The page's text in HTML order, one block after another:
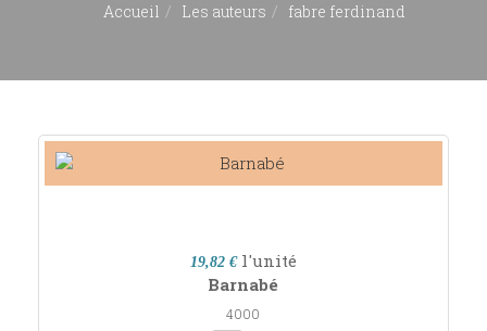
Accueil Les auteurs fabre ferdinand
19,82 € l'unité
Barnabé
4000